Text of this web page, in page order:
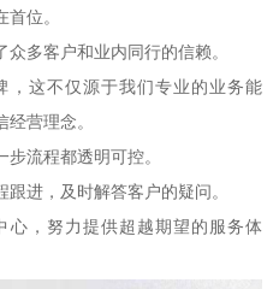
位。
多客户和业内同行的信赖。
，这不仅源于我们专业的业务能
营理念。
流程都透明可控。
进，及时解答客户的疑问。
心，努力提供超越期望的服务体